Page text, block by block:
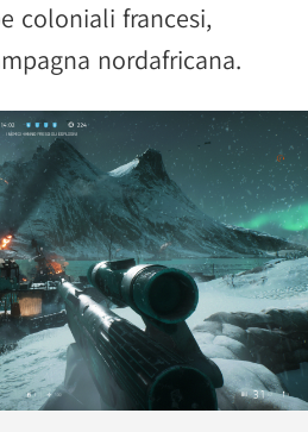
coloniali francesi,
nordafricana.